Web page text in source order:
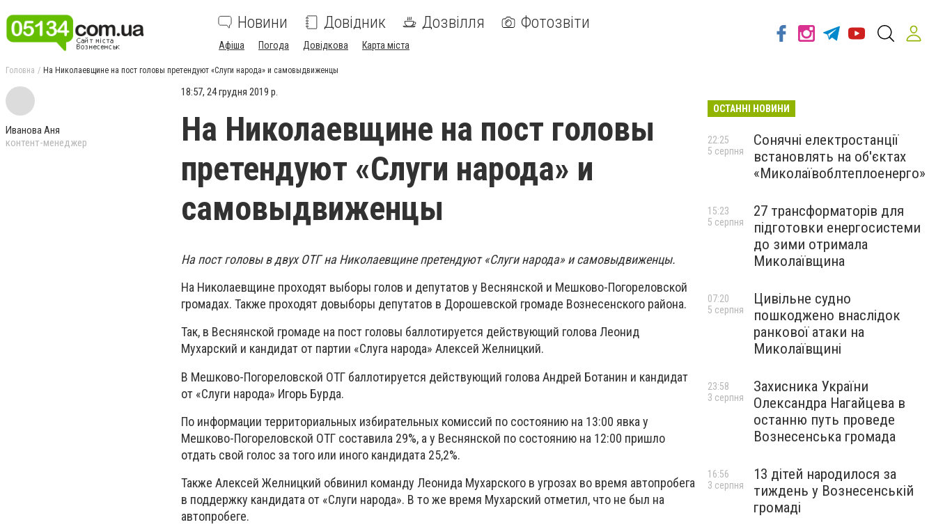
Новини Довідник Дозвілля Фотозвіти
Афіша Погода Довідкова Карта міста
Головна На Николаевщине на пост головы претендуют «Слуги народа» и самовыдвиженцы
Иванова Аня
контент-менеджер
18:57, 24 грудня 2019 р.
На Николаевщине на пост головы
претендуют «Слуги народа» и
самовыдвиженцы
На пост головы в двух ОТГ на Николаевщине претендуют «Слуги народа» и самовыдвиженцы.
На Николаевщине проходят выборы голов и депутатов у Веснянской и Мешково-Погореловской
громадах. Также проходят довыборы депутатов в Дорошевской громаде Вознесенского района.
Так, в Веснянской громаде на пост головы баллотируется действующий голова Леонид
Мухарский и кандидат от партии «Слуга народа» Алексей Желницкий.
В Мешково-Погореловской ОТГ баллотируется действующий голова Андрей Ботанин и кандидат
от «Слуги народа» Игорь Бурда.
По информации территориальных избирательных комиссий по состоянию на 13:00 явка у
Мешково-Погореловской ОТГ составила 29%, а у Веснянской по состоянию на 12:00 пришло
отдать свой голос за того или иного кандидата 25,2%.
Также Алексей Желницкий обвинил команду Леонида Мухарского в угрозах во время автопробега
в поддержку кандидата от «Слуги народа». В то же время Мухарский отметил, что не был на
автопробеге.
ОСТАННІ НОВИНИ
Сонячні електростанції
встановлять на об'єктах
«Миколаївоблтеплоенерго»
22:25
5 серпня
27 трансформаторів для
підготовки енергосистеми
до зими отримала
Миколаївщина
15:23
5 серпня
Цивільне судно
пошкоджено внаслідок
ранкової атаки на
Миколаївщині
07:20
5 серпня
Захисника України
Олександра Нагайцева в
останню путь проведе
Вознесенська громада
23:58
3 серпня
13 дітей народилося за
тиждень у Вознесенській
громаді
16:56
3 серпня